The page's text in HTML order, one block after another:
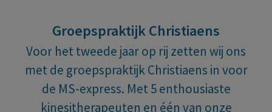
Groepspraktijk Christiaens
Voor het tweede jaar op rij zetten wij ons
met de groepspraktijkChristiaens in voor
de MS-express. Met 5 enthousiaste
kinesitherapeuten en één van onze